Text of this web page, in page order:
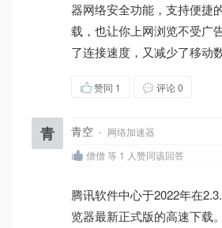
器网络安全功能，支持便捷
载，也让你上网浏览不受广
了连接速度，又减少了移动
赞同 1 评论 0
青 青空 · 网络加速器
僧僧 等 1 人赞同该回答
腾讯软件中心于2022年在
览器最新正式版的高速下载